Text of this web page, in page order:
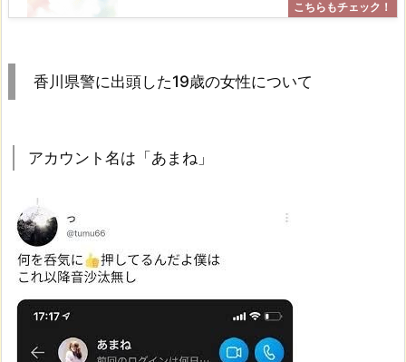
香川県警に出頭した19歳の女性について
アカウント名は「あまね」